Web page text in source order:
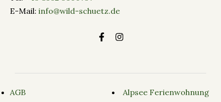
E-Mail: info@wild-schuetz.de
AGB
Alpsee Ferienwohnung